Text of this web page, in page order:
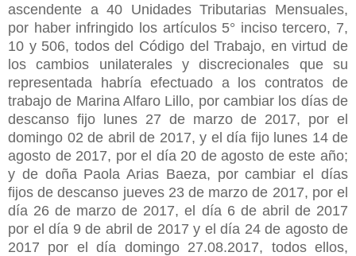
ascendente a 40 Unidades Tributarias Mensuales,
por haber infringido los artículos 5° inciso tercero, 7,
10 y 506, todos del Código del Trabajo, en virtud de
los cambios unilaterales y discrecionales que su
representada habría efectuado a los contratos de
trabajo de Marina Alfaro Lillo, por cambiar los días de
descanso fijo lunes 27 de marzo de 2017, por el
domingo 02 de abril de 2017, y el día fijo lunes 14 de
agosto de 2017, por el día 20 de agosto de este año;
y de doña Paola Arias Baeza, por cambiar el días
fijos de descanso jueves 23 de marzo de 2017, por el
día 26 de marzo de 2017, el día 6 de abril de 2017
por el día 9 de abril de 2017 y el día 24 de agosto de
2017 por el día domingo 27.08.2017, todos ellos,